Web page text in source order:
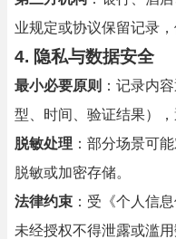
业规定或协议保留记录
4. 隐私与数据安全
最小必要原则 ：记录内
型、时间、验证结果），
脱敏处理 ：部分场景可
脱敏或加密存储。
法律约束 ：受《个人信
未经授权不得泄露或滥用